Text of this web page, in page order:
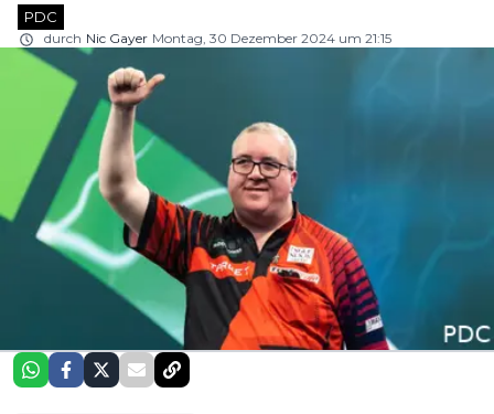
PDC
durch Nic Gayer Montag, 30 Dezember 2024 um 21:15